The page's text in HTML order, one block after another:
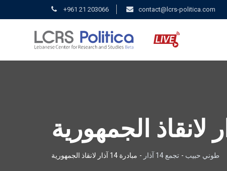
+961 21 203066 contact@lcrs-politica.com
طوني حبيب - تجمع 14 آذار - مبادرة 14 آذار لانقاذ الجمهورية